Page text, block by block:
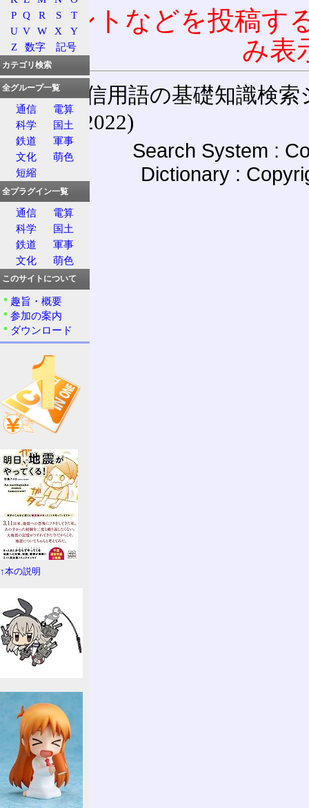
コメントなどを投稿す
み表
通信用語の基礎知識検索
(27-May-2022)
Search System :
Dictionary :
P Q R S
T
U V W X
Y
Z
数字 記号
カテゴリ検索
全グループ一覧
通信
電算
科学
国土
鉄道
軍事
文化
萌色
短縮
全プラグイン一覧
通信
電算
科学
国土
鉄道
軍事
文化
萌色
このサイトについて
趣旨・概要
参加の案内
ダウンロード
↑本の説明